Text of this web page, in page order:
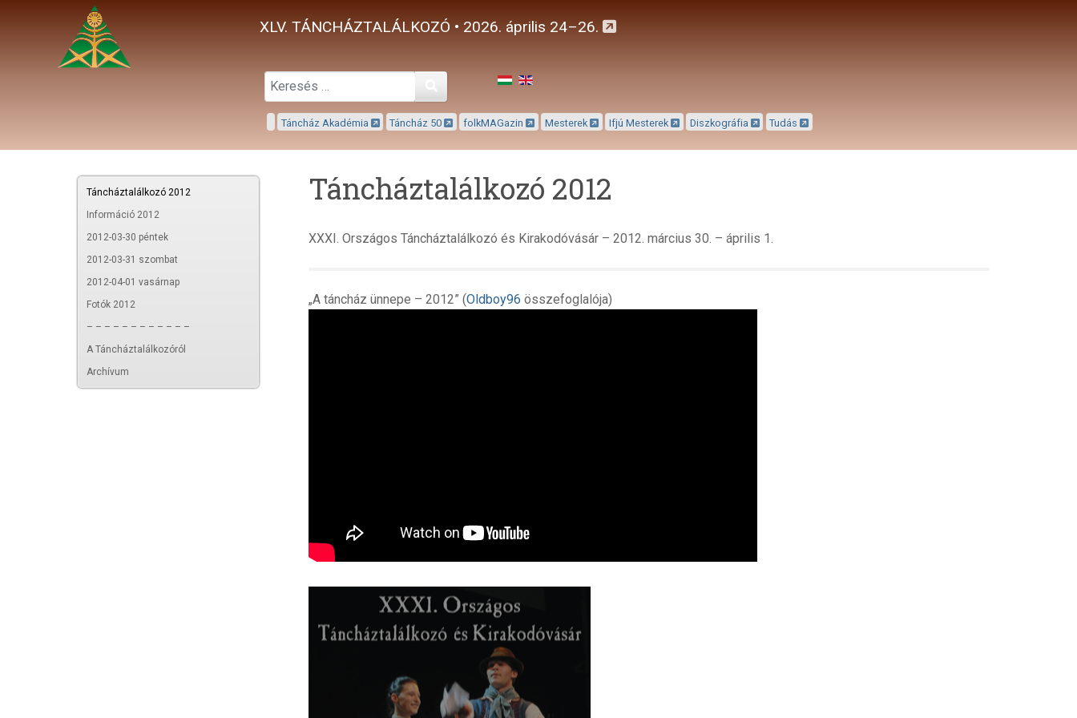
XLV. TÁNCHÁZTALÁLKOZÓ • 2026. április 24–26.
Keresés
Táncház Akadémia Táncház 50 folkMAGazin Mesterek Ifjú Mesterek Diszkográfia Tudás
Táncháztalálkozó 2012
Információ 2012
2012-03-30 péntek
2012-03-31 szombat
2012-04-01 vasárnap
Fotók 2012
– – – – – – – – – – – –
A Táncháztalálkozóról
Archívum
Táncháztalálkozó 2012
XXXI. Országos Táncháztalálkozó és Kirakodóvásár – 2012. március 30. – április 1.
„A táncház ünnepe – 2012” (Oldboy96 összefoglalója)